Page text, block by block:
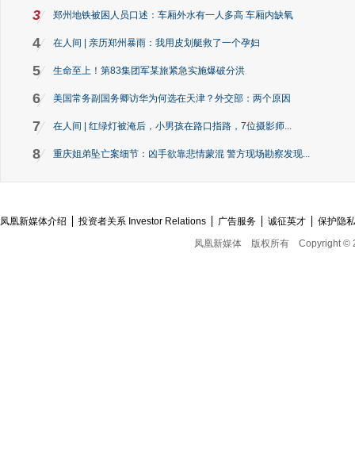
3 郑州地铁被困人员口述：车厢外水有一人多高 车厢内缺氧
4 在人间 | 亲历郑州暴雨：我用皮划艇救了一个孕妇
5 生命至上！第83集团军某旅紧急实施爆破分洪
6 美国常务副国务卿访华为何选在天津？外交部：两个原因
7 在人间 | 红绿灯被淹后，小男孩在路口指路，7位摄影师...
8 重庆姐弟坠亡案细节：凶手欲靠悲情蒙混 警方现场勘察发现...
凤凰新媒体介绍 投资者关系 Investor Relations 广告服务 诚征英才
保护隐
凤凰新媒体
版权所有 Copyright ©